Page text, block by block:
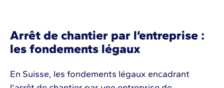
Arrêt de chantier par l’entreprise :
les fondements légaux
En Suisse, les fondements légaux encadrant